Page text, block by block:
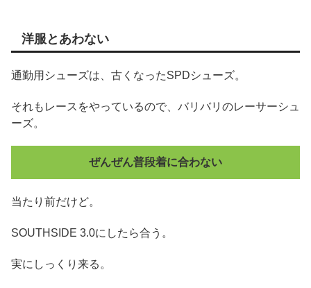
洋服とあわない
通勤用シューズは、古くなったSPDシューズ。
それもレースをやっているので、バリバリのレーサーシュ
ーズ。
ぜんぜん普段着に合わない
当たり前だけど。
SOUTHSIDE 3.0にしたら合う。
実にしっくり来る。